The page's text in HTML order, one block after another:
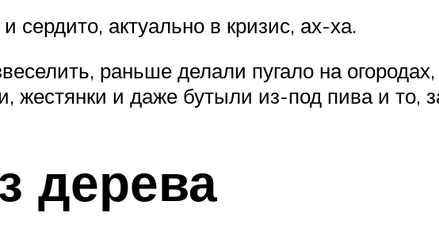
актуально в кризис, ах-ха.
раньше делали пугало на
жестянки и даже бутыли из-под пива и то,
дерева